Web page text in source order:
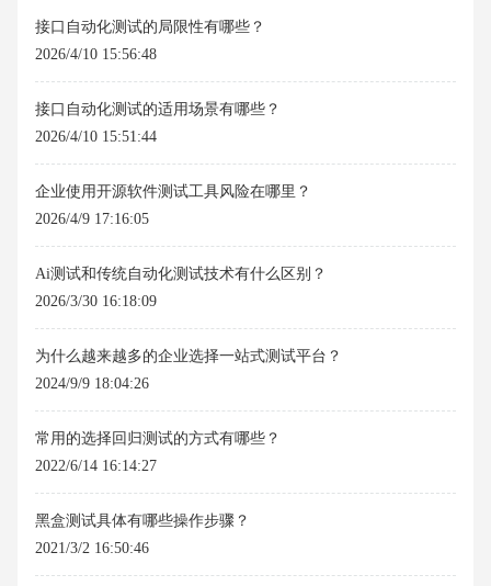
接口自动化测试的局限性有哪些？
2026/4/10 15:56:48
接口自动化测试的适用场景有哪些？
2026/4/10 15:51:44
企业使用开源软件测试工具风险在哪里？
2026/4/9 17:16:05
Ai测试和传统自动化测试技术有什么区别？
2026/3/30 16:18:09
为什么越来越多的企业选择一站式测试平台？
2024/9/9 18:04:26
常用的选择回归测试的方式有哪些？
2022/6/14 16:14:27
黑盒测试具体有哪些操作步骤？
2021/3/2 16:50:46